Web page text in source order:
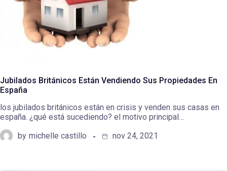
Jubilados Británicos Están Vendiendo Sus Propiedades En
España
los jubilados británicos están en crisis y venden sus casas en
españa. ¿qué está sucediendo? el motivo principal…
by michelle castillo nov 24, 2021